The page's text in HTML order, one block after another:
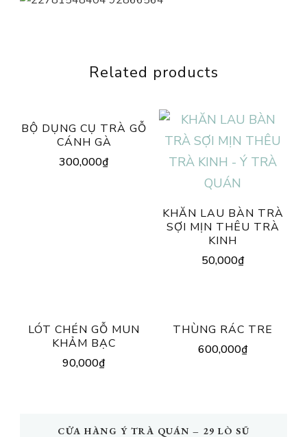
Related products
BỘ DỤNG CỤ TRÀ GỖ
CÁNH GÀ
300,000₫
KHĂN LAU BÀN TRÀ
SỢI MỊN THÊU TRÀ
KINH
50,000₫
LÓT CHÉN GỖ MUN
KHẢM BẠC
90,000₫
THÙNG RÁC TRE
600,000₫
CỬA HÀNG Ý TRÀ QUÁN – 29 LÒ SŨ